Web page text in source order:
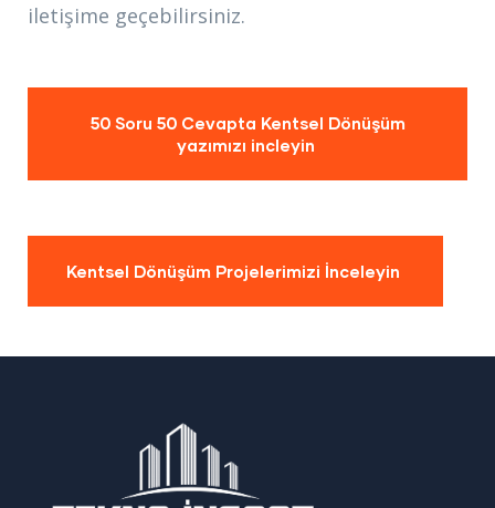
iletişime geçebilirsiniz.
50 Soru 50 Cevapta Kentsel Dönüşüm
yazımızı incleyin
Kentsel Dönüşüm Projelerimizi İnceleyin